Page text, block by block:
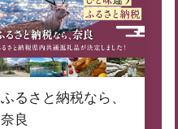
ふるさと納税なら、
奈良